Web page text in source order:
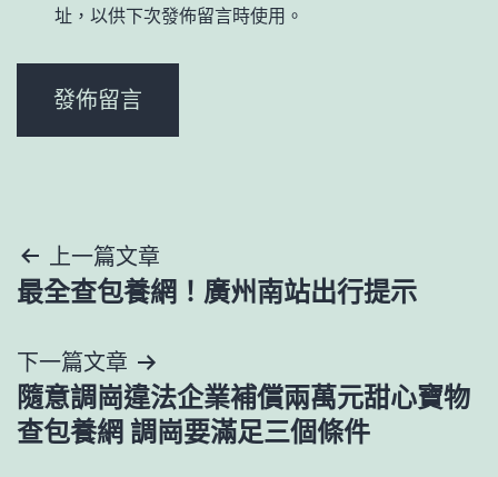
址，以供下次發佈留言時使用。
文
章
導
覽
上一篇文章
最全查包養網！廣州南站出行提示
下一篇文章
隨意調崗違法企業補償兩萬元甜心寶物
查包養網 調崗要滿足三個條件